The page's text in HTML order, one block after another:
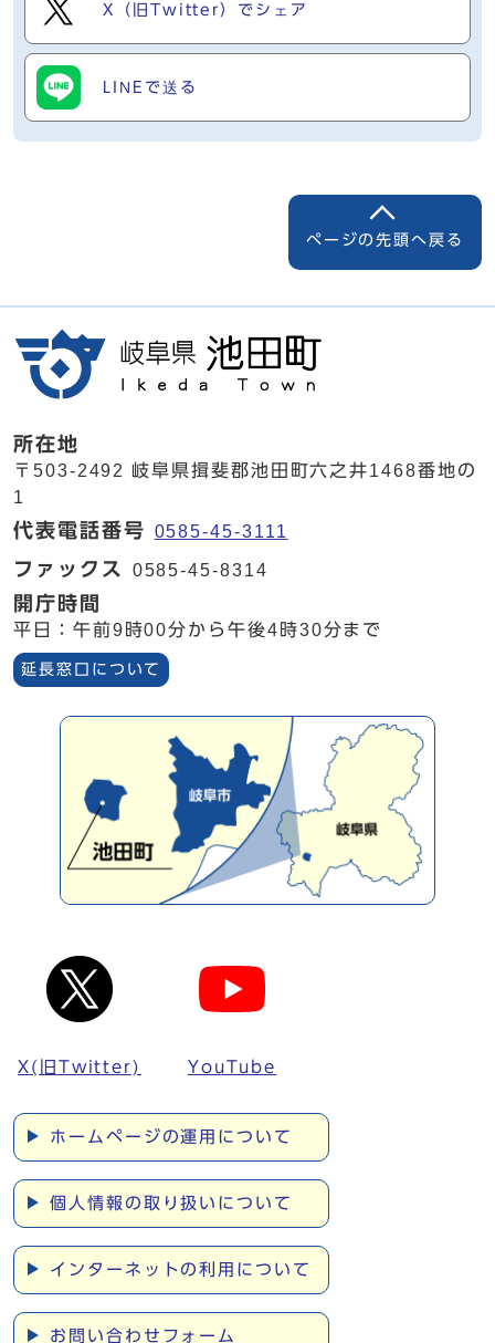
X（旧Twitter）でシェア
LINEで送る
ページの先頭へ戻る
所在地
〒503-2492 岐阜県揖斐郡池田町六之井1468番地の
1
代表電話番号 0585-45-3111
ファックス 0585-45-8314
開庁時間
平日：午前9時00分から午後4時30分まで
延長窓口について
X(旧Twitter) YouTube
ホームページの運用について
個人情報の取り扱いについて
インターネットの利用について
お問い合わせフォーム